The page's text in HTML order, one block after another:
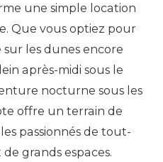
une simple location
Que vous optiez pour
les dunes encore
après-midi sous le
nocturne sous les
offre un terrain de
passionnés de tout-
grands espaces.